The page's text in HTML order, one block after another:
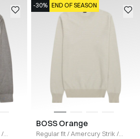
/
-30% END OF SEASON
BOSS Orange
Regular fit/ Amercury Strik /